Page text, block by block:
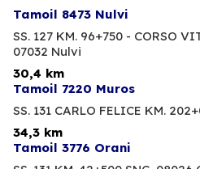
Tamoil 8473 Nulvi
SS. 127 KM. 96+750 - CORSO
07032 Nulvi
30,4 km
Tamoil 7220 Muros
SS. 131 CARLO FELICE KM.
34,3 km
Tamoil 3776 Orani